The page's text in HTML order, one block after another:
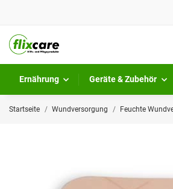
Ernährung Geräte & Zubehör
Startseite Wundversorgung Feuchte